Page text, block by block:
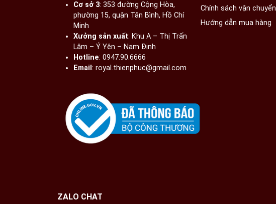
Cơ sở 3: 353 đường Cộng Hòa,
phường 15, quận Tân Bình, Hồ Chí
Minh
Xưởng sản xuất: Khu A – Thị Trấn
Lâm – Ý Yên – Nam Định​
Hotline: 0947.90.6666
Email : royal.thienphuc@gmail.com
Chính sách vận chuyển
Hướng dẫn mua hàng
ZALO CHAT